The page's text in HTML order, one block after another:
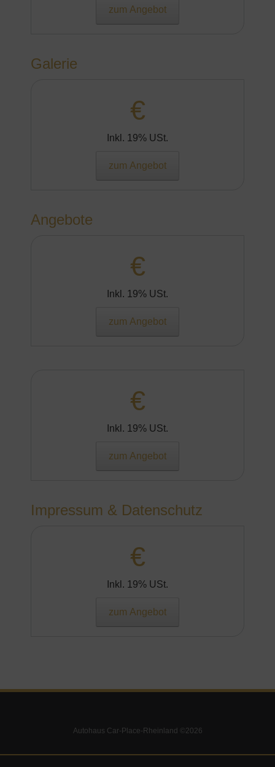
zum Angebot
Galerie
€
Inkl. 19% USt.
zum Angebot
Angebote
€
Inkl. 19% USt.
zum Angebot
€
Inkl. 19% USt.
zum Angebot
Impressum & Datenschutz
€
Inkl. 19% USt.
zum Angebot
Autohaus Car-Place-Rheinland ©2026